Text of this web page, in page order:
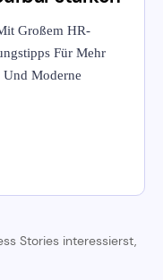
Großem HR-
Für Mehr
Moderne
Stories interessierst,